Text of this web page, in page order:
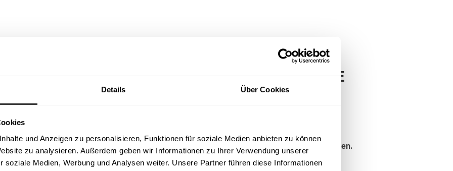
Details Über Cookies
und Anzeigen zu personalisieren, Funktionen für soziale Medien anbieten zu können
zu analysieren. Außerdem geben wir Informationen zu Ihrer Verwendung unserer
soziale Medien, Werbung und Analysen weiter. Unsere Partner führen diese Informationen
ÄHNLICHE MODELLE AUF ANFRAGE
2025: Mobilheim NEU eingetroffenen in Hannover, Isernhagen.